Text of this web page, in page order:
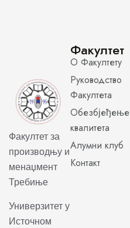
Факултет за
производњу и
менаџмент
Требиње
Универзитет у
Источном
Факултет
О Факултету
Руководство
Факултета
Обезбјеђење
квалитета
Алумни клуб
Контакт